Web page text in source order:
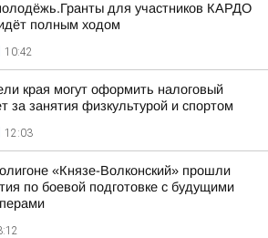
для участников КАРДО
полным ходом
10:42
края могут оформить налоговый
за занятия физкультурой и спортом
12:03
«Князе-Волконский» прошли
по боевой подготовке с будущими